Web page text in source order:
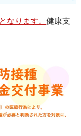
なります。 健康支